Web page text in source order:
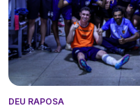
DEU RAPOSA